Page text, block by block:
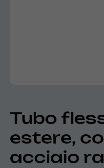
Tubo
estere,
acciaio